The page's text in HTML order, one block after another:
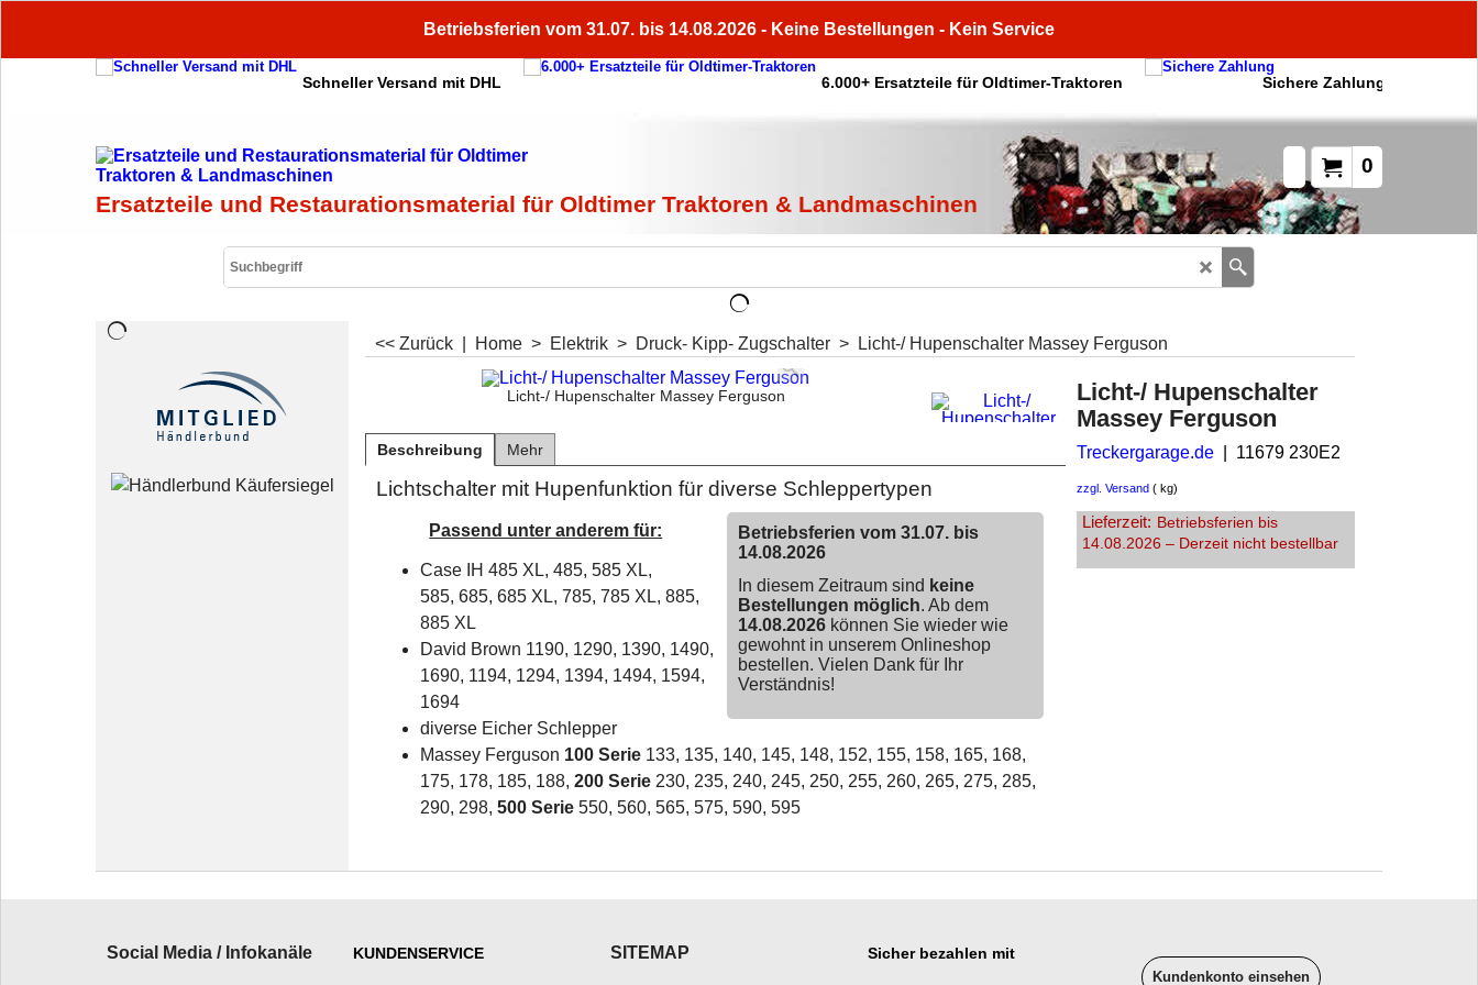
Betriebsferien vom 31.07. bis 14.08.2026 - Keine Bestellungen - Kein Service
Schneller Versand mit DHL 6.000+ Ersatzteile für Oldtimer-Traktoren Sichere Zahlung
0
Ersatzteile und Restaurationsmaterial für Oldtimer Traktoren & Landmaschinen
<< Zurück Home > Elektrik > Druck- Kipp- Zugschalter > Licht-/ Hupenschalter Massey Ferguson
Licht-/ Hupenschalter Massey Ferguson
Licht-/ Hupenschalter
Massey Ferguson
Treckergarage.de 11679 230E2
zzgl. Versand kg
Lieferzeit: Betriebsferien bis
14.08.2026 – Derzeit nicht bestellbar
Beschreibung Mehr
Lichtschalter mit Hupenfunktion für diverse Schleppertypen
Betriebsferien vom 31.07. bis
14.08.2026
In diesem Zeitraum sind keine
Bestellungen möglich. Ab dem
14.08.2026können Sie wieder wie
gewohnt in unserem Onlineshop
bestellen. Vielen Dank für Ihr
Verständnis!
Passend unter anderem für:
Case IH 485 XL, 485, 585 XL,
585, 685, 685 XL, 785, 785 XL, 885,
885 XL
David Brown 1190, 1290, 1390, 1490,
1690, 1194, 1294, 1394, 1494, 1594,
1694
diverse Eicher Schlepper
Massey Ferguson 100 Serie 133, 135, 140, 145, 148, 152, 155, 158, 165, 168,
175, 178, 185, 188, 200 Serie 230, 235, 240, 245, 250, 255, 260, 265, 275, 285,
290, 298, 500 Serie 550, 560, 565, 575, 590, 595
Social Media / Infokanäle
KUNDENSERVICE
SITEMAP
Sicher bezahlen mit
Kundenkonto einsehen